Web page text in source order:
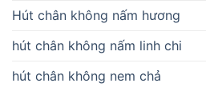
Hút chân không nấm hương
hút chân không nấm linh chi
hút chân không nem chả